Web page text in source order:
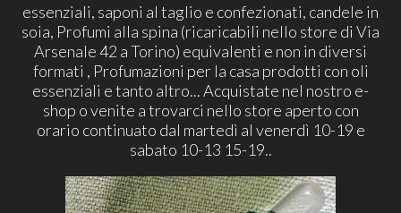
essenziali, saponi al taglio e confezionati, candele in
soia, Profumi alla spina (ricaricabili nello store di Via
Arsenale 42 a Torino) equivalenti e non in diversi
formati , Profumazioni per la casa prodotti con oli
essenziali e tanto altro... Acquistate nel nostro e-
shop o venite a trovarci nello store aperto con
orario continuato dal martedì al venerdì 10-19 e
sabato 10-13 15-19..